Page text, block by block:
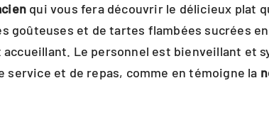
qui vous fera découvrir le délicieux plat
goûteuses et de tartes flambées sucrées
Le personnel est bienveillant et
et de repas, comme en témoigne la